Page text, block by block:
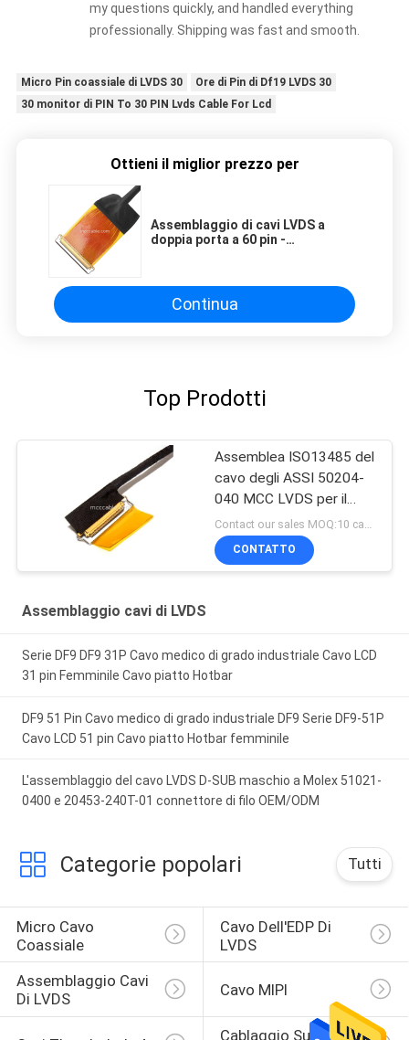
my questions quickly, and handled everything
professionally. Shipping was fast and smooth.
Micro Pin coassiale di LVDS 30
Ore di Pin di Df19 LVDS 30
30 monitor di PIN To 30 PIN Lvds Cable For Lcd
Ottieni il miglior prezzo per
Assemblaggio di cavi LVDS a
doppia porta a 60 pin -
Continua
Top Prodotti
Assemblea ISO13485 del
cavo degli ASSI 50204-
040 MCC LVDS per il
monitor medico
dell'affissione a cristalli
liquidi
CONTATTO
Assemblaggio cavi di LVDS
Serie DF9 DF9 31P Cavo medico di grado industriale Cavo LCD
31 pin Femminile Cavo piatto Hotbar
DF9 51 Pin Cavo medico di grado industriale DF9 Serie DF9-51P
Cavo LCD 51 pin Cavo piatto Hotbar femminile
L'assemblaggio del cavo LVDS D-SUB maschio a Molex 51021-
0400 e 20453-240T-01 connettore di filo OEM/ODM
Categorie popolari Tutti
Micro Cavo
Coassiale
Cavo Dell'EDP Di
LVDS
Assemblaggio Cavi
Di LVDS
Cavo MIPI
Cablaggio Su